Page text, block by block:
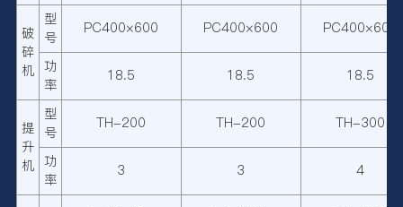
破
碎
机
型
号
PC400×600 PC400×600 PC400×600
功
率
18.5 18.5 18.5
提
升
机
型
号
TH-200 TH-200 TH-300
功
率
3 3 4